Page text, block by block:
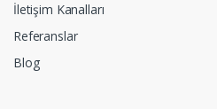
İletişim Kanalları
Referanslar
Blog